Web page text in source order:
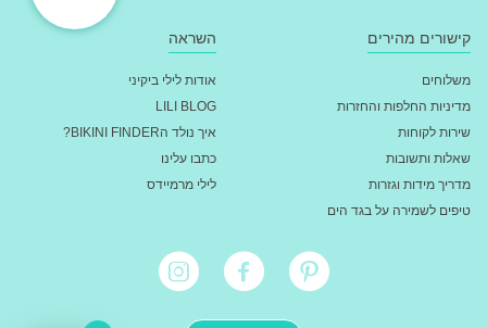
קישורים מהירים
משלוחים
מדיניות החלפות והחזרות
שירות לקוחות
שאלות ותשובות
מדריך מידות וגזרות
טיפים לשמירה על בגד הים
השראה
אודות לילי ביקיני
LILI BLOG
איך נולד הBIKINI FINDER?
כתבו עלינו
לילי מרמיידס